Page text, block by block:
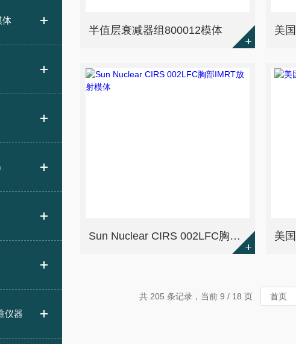
体
仪器
半值层衰减器组800012模体
Sun Nuclear CIRS 002LFC胸部IMRT放射模体
共 205 条记录，当前 9 / 18 页 首页